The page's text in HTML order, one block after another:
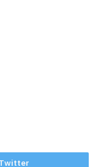
Twitter